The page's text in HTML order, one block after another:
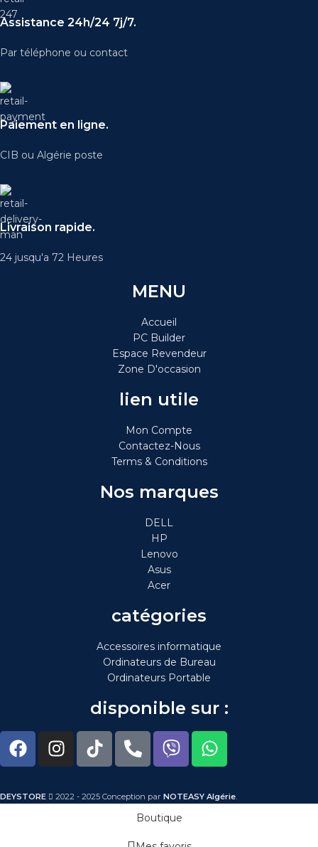
Assistance 24h/24 7j/7.
Par téléphone ou contact
Paiement en ligne.
CIB ou Algérie poste
Livraison rapide.
24 jusqu'a 72 Heures
MENU
Accueil
PC Builder
Espace Revendeur
Zone D'occasion
lien utile
Mon Compte
Contactez-Nous
Terms & Conditions
Nos marques
DELL
HP
Lenovo
Asus
Acer
catégories
Accessoires informatique
Ordinateurs de Bureau
Ordinateurs Portable
disponible sur :
DEYSTORE 2022 - 2025 Conception par NOTEASY Algérie.
Boutique